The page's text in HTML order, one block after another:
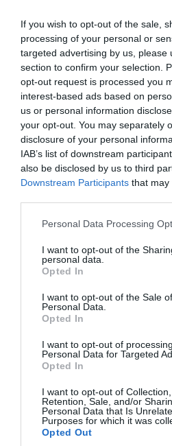
If you wish to opt-out of the sale,
processing of your personal or
targeted advertising by us, please
section to confirm your selection.
opt-out request is processed you
interest-based ads based on
us or personal information
your opt-out. You may separately
disclosure of your personal
IAB’s list of downstream
also be disclosed by us to third
Downstream Participants that may
Please note that this website/app
not limited to your visit or usage
grant or deny consent to Google
use your data for below specified
consent section.
Personal Data Processing
I want to opt-out of the
personal data.
Opted In
I want to opt-out of the Sale
Personal Data.
Opted In
I want to opt-out of
Personal Data for Targeted
Opted In
I want to opt-out of Collection,
Retention, Sale, and/or
Personal Data that Is
Purposes for which it was
Opted Out
07.08.2026 | 08:02
Οι ρωσικές δυνάμεις
από Σλαβιάνσκ και
06.08.2026 | 14:02
«Επιχείρηση ελεύθερα
Αθήνα: Απομακρύνθηκαν